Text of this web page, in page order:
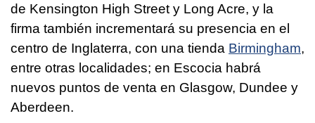
de Kensington High Street y Long Acre, y la
firma también incrementará su presencia en el
centro de Inglaterra, con una tienda Birmingham,
entre otras localidades; en Escocia habrá
nuevos puntos de venta en Glasgow, Dundee y
Aberdeen.